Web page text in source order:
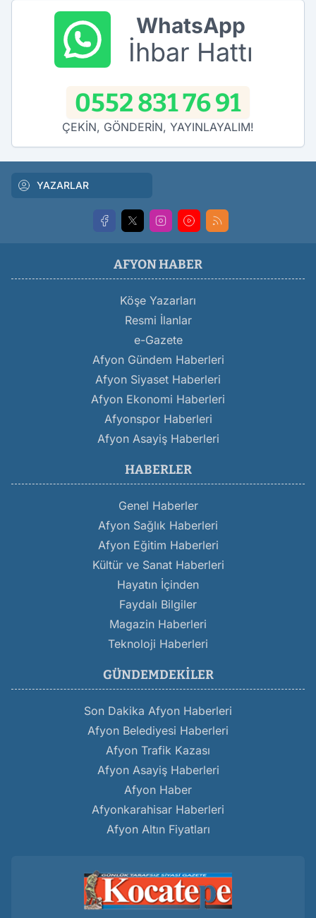
WhatsApp
İhbar Hattı
0552 831 76 91
ÇEKİN, GÖNDERİN, YAYINLAYALIM!
YAZARLAR
AFYON HABER
Köşe Yazarları
Resmi İlanlar
e-Gazete
Afyon Gündem Haberleri
Afyon Siyaset Haberleri
Afyon Ekonomi Haberleri
Afyonspor Haberleri
Afyon Asayiş Haberleri
HABERLER
Genel Haberler
Afyon Sağlık Haberleri
Afyon Eğitim Haberleri
Kültür ve Sanat Haberleri
Hayatın İçinden
Faydalı Bilgiler
Magazin Haberleri
Teknoloji Haberleri
GÜNDEMDEKILER
Son Dakika Afyon Haberleri
Afyon Belediyesi Haberleri
Afyon Trafik Kazası
Afyon Asayiş Haberleri
Afyon Haber
Afyonkarahisar Haberleri
Afyon Altın Fiyatları